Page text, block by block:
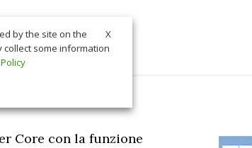
Core con la funzione
X
by the site on the
collect some information